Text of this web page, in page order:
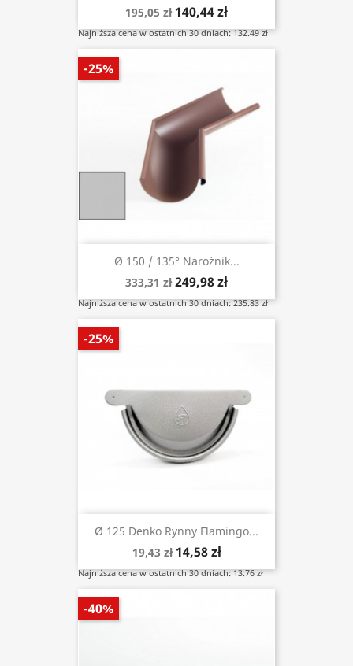
195,05 zł 140,44 zł
Najniższa cena w ostatnich 30 dniach: 132.49 zł
Ø 150 / 135° Narożnik...
333,31 zł 249,98 zł
Najniższa cena w ostatnich 30 dniach: 235.83 zł
-25%
Ø 125 Denko Rynny Flamingo...
19,43 zł 14,58 zł
Najniższa cena w ostatnich 30 dniach: 13.76 zł
-25%
-40%